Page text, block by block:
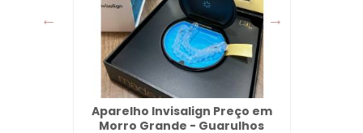
Aparelho Invisalign Preço em
Morro Grande - Guarulhos